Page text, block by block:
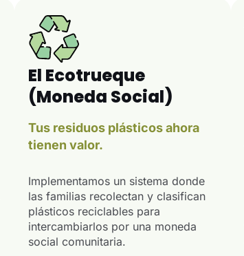
El Ecotrueque
(Moneda Social)
Tus residuos plásticos ahora
tienen valor.
Implementamos un sistema donde
las familias recolectan y clasifican
plásticos reciclables para
intercambiarlos por una moneda
social comunitaria.